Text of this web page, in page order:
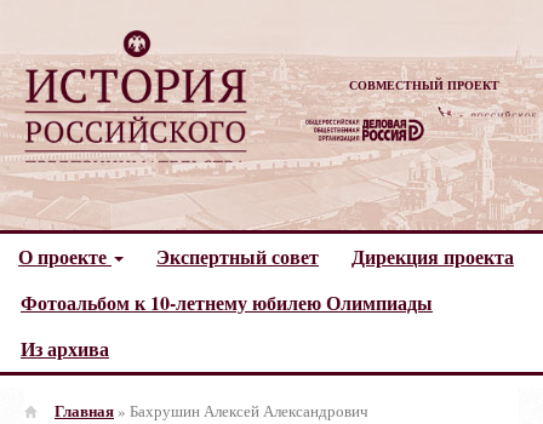
СОВМЕСТНЫЙ ПРОЕКТ
О проекте Экспертный совет
Дирекция проекта
Фотоальбом к 10-летнему юбилею Олимпиады
Из архива
Главная» Бахрушин Алексей Александрович